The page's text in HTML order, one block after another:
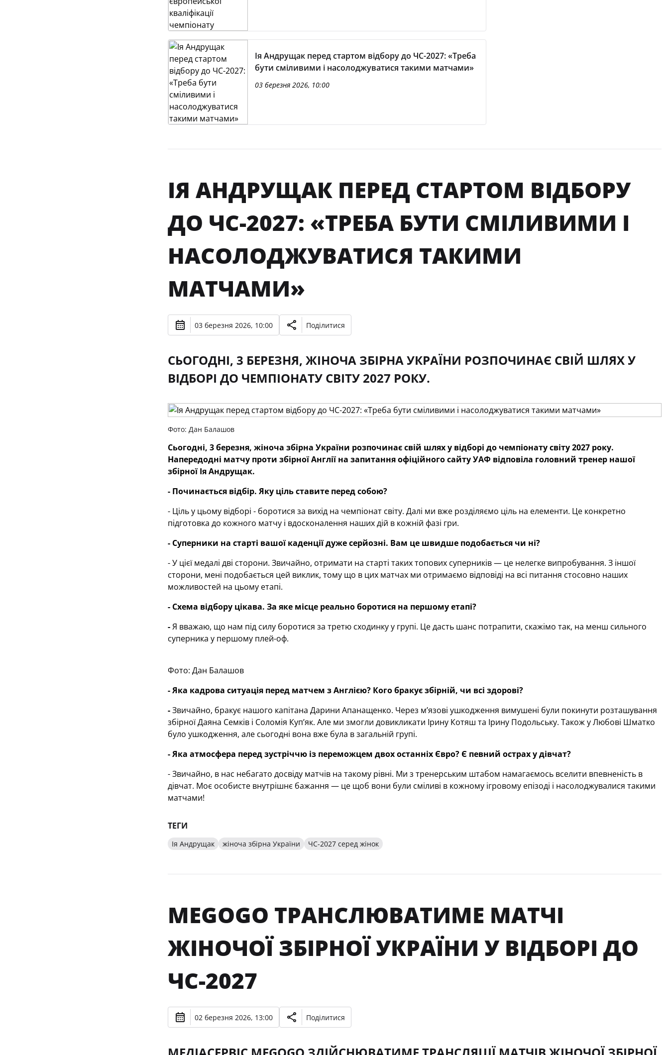
Ія Андрущак перед стартом відбору до ЧС-2027: «Треба
бути сміливими і насолоджуватися такими матчами»
03 березня 2026, 10:00
ІЯ АНДРУЩАК ПЕРЕД СТАРТОМ ВІДБОРУ
ДО ЧС-2027: «ТРЕБА БУТИ СМІЛИВИМИ І
НАСОЛОДЖУВАТИСЯ ТАКИМИ
МАТЧАМИ»
03 березня 2026, 10:00 Поділитися
СЬОГОДНІ, 3 БЕРЕЗНЯ, ЖІНОЧА ЗБІРНА УКРАЇНИ РОЗПОЧИНАЄ СВІЙ ШЛЯХ У
ВІДБОРІ ДО ЧЕМПІОНАТУ СВІТУ 2027 РОКУ.
Фото: Дан Балашов
Сьогодні, 3 березня, жіноча збірна України розпочинає свій шлях у відборі до чемпіонату світу 2027 року.
Напередодні матчу проти збірної Англії на запитання офіційного сайту УАФ відповіла головний тренер нашої
збірної Ія Андрущак.
- Починається відбір. Яку ціль ставите перед собою?
- Ціль у цьому відборі - боротися за вихід на чемпіонат світу. Далі ми вже розділяємо ціль на елементи. Це конкретно
підготовка до кожного матчу і вдосконалення наших дій в кожній фазі гри.
- Суперники на старті вашої каденції дуже серйозні. Вам це швидше подобається чи ні?
- У цієї медалі дві сторони. Звичайно, отримати на старті таких топових суперників — це нелегке випробування. З іншої
сторони, мені подобається цей виклик, тому що в цих матчах ми отримаємо відповіді на всі питання стосовно наших
можливостей на цьому етапі.
- Схема відбору цікава. За яке місце реально боротися на першому етапі?
-Я вважаю, що нам під силу боротися за третю сходинку у групі. Це дасть шанс потрапити, скажімо так, на менш сильного
суперника у першому плей-оф.
Фото: Дан Балашов
- Яка кадрова ситуація перед матчем з Англією? Кого бракує збірній, чи всі здорові?
-Звичайно, бракує нашого капітана Дарини Апанащенко. Через мʼязові ушкодження вимушені були покинути розташування
збірної Даяна Семків і Соломія Купʼяк. Але ми змогли довикликати Ірину Котяш та Ірину Подольську. Також у Любові Шматко
було ушкодження, але сьогодні вона вже була в загальній групі.
- Яка атмосфера перед зустріччю із переможцем двох останніх Євро? Є певний острах у дівчат?
- Звичайно, в нас небагато досвіду матчів на такому рівні. Ми з тренерським штабом намагаємось вселити впевненість в
дівчат. Моє особисте внутрішнє бажання — це щоб вони були сміливі в кожному ігровому епізоді і насолоджувалися такими
матчами!
ТЕГИ
Ія Андрущак жіноча збірна України ЧС-2027 серед жінок
MEGOGO ТРАНСЛЮВАТИМЕ МАТЧІ
ЖІНОЧОЇ ЗБІРНОЇ УКРАЇНИ У ВІДБОРІ ДО
ЧС-2027
02 березня 2026, 13:00 Поділитися